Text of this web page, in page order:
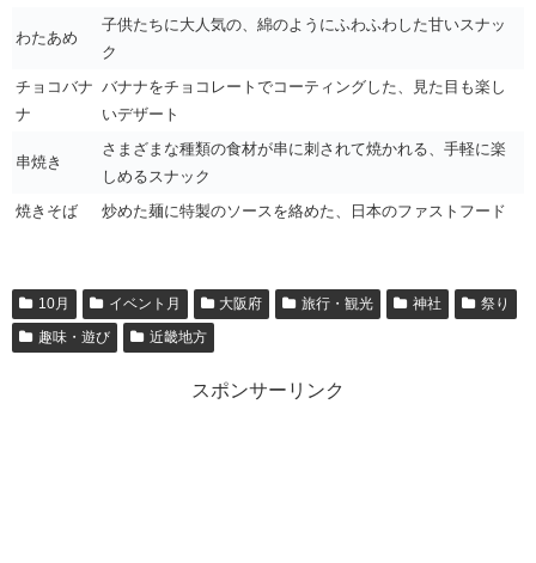
わたあめ
子供たちに大人気の、綿のようにふわふわした甘いスナッ
ク
チョコバナ
ナ
バナナをチョコレートでコーティングした、見た目も楽し
いデザート
串焼き
さまざまな種類の食材が串に刺されて焼かれる、手軽に楽
しめるスナック
焼きそば
炒めた麺に特製のソースを絡めた、日本のファストフード
10月 イベント月 大阪府 旅行・観光 神社
祭り
趣味・遊び
近畿地方
スポンサーリンク